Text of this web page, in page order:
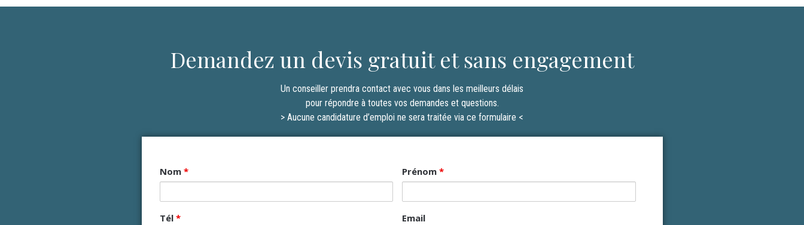
Demandez un devis gratuit et sans engagement
Un conseiller prendra contact avec vous dans les meilleurs délais
pour répondre à toutes vos demandes et questions.
> Aucune candidature d’emploi ne sera traitée via ce formulaire <
Nom * Prénom *
Tél * Email